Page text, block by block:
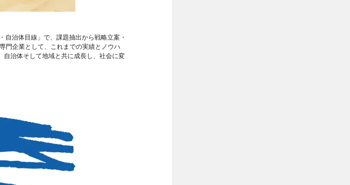
自治体目線」で、課題抽出から戦略立案・
門企業として、これまでの実績とノウハ
治体そして地域と共に成長し、社会に変